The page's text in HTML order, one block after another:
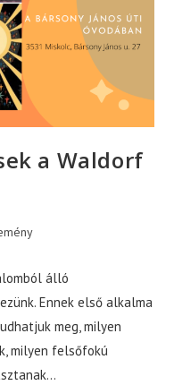
a Waldorf
álló
Ennek első alkalma
meg, milyen
milyen felsőfokú